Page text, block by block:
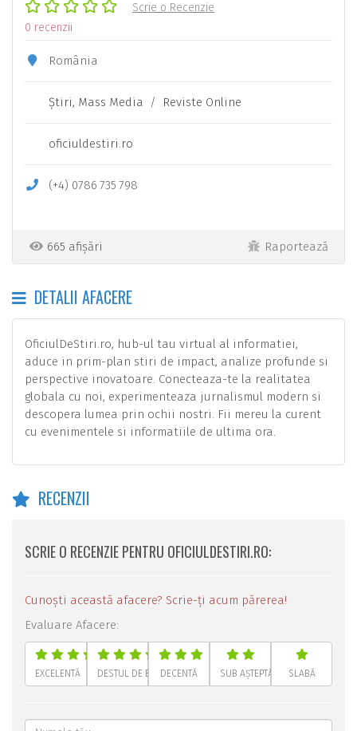
Scrie o Recenzie
0 recenzii
România
Ştiri, Mass Media / Reviste Online
oficiuldestiri.ro
(+4) 0786 735 798
665 afișări Raportează
DETALII AFACERE
OficiulDeStiri.ro, hub-ul tau virtual al informatiei,
aduce in prim-plan stiri de impact, analize profunde si
perspective inovatoare. Conecteaza-te la realitatea
globala cu noi, experimenteaza jurnalismul modern si
descopera lumea prin ochii nostri. Fii mereu la curent
cu evenimentele si informatiile de ultima ora.
RECENZII
SCRIE O RECENZIE PENTRU OFICIULDESTIRI.RO:
Cunoști această afacere? Scrie-ți acum părerea!
Evaluare Afacere:
EXCELENTĂ DESTUL DE BUNĂDECENTĂ SUB AȘTEPTĂRI SLABĂ